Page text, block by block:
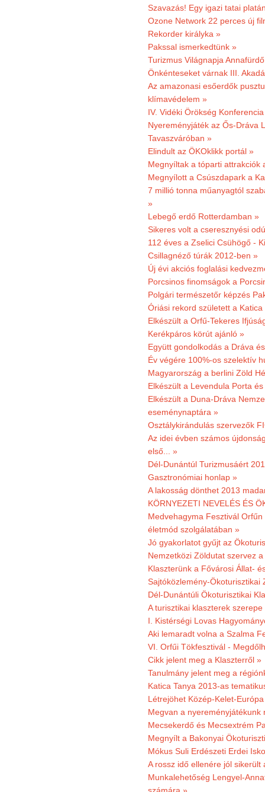
Szavazás! Egy igazi tatai
Ozone Network 22 perces új
Rekorder királyka »
Pakssal ismerkedtünk »
Turizmus Világnapja
Önkénteseket várnak III.
Az amazonasi esőerdők
klímavédelem »
IV. Vidéki Örökség
Nyereményjáték az Ős-Dráva
Tavaszváróban »
Elindult az ÖKOklikk portál »
Megnyíltak a tóparti attrakciók
Megnyílott a Csúszdapark a
7 millió tonna műanyagtól
»
Lebegő erdő Rotterdamban »
Sikeres volt a cseresznyési
112 éves a Zselici Csühögő -
Csillagnéző túrák 2012-ben »
Új évi akciós foglalási
Porcsinos finomságok a
Polgári természetőr képzés
Óriási rekord született a Katica
Elkészült a Orfű-Tekeres
Kerékpáros körút ajánló »
Együtt gondolkodás a Dráva
Év végére 100%-os szelektív
Magyarország a berlini Zöld
Elkészült a Levendula Porta
Elkészült a Duna-Dráva
eseménynaptára »
Osztálykirándulás szervezők
Az idei évben számos
első... »
Dél-Dunántúl Turizmusáért
Gasztronómiai honlap »
A lakosság dönthet 2013
KÖRNYEZETI NEVELÉS ÉS
Medvehagyma Fesztivál
életmód szolgálatában »
Jó gyakorlatot gyűjt az
Nemzetközi Zöldutat szervez
Klaszterünk a Fővárosi Állat-
Sajtóközlemény-Ökoturisztikai
Dél-Dunántúli Ökoturisztikai
A turisztikai klaszterek
I. Kistérségi Lovas
Aki lemaradt volna a Szalma
VI. Orfűi Tökfesztivál -
Cikk jelent meg a Klaszterről »
Tanulmány jelent meg a
Katica Tanya 2013-as
Létrejöhet Közép-Kelet-
Megvan a nyereményjátékunk
Mecsekerdő és Mecsextrém
Megnyílt a Bakonyai
Mókus Suli Erdészeti Erdei
A rossz idő ellenére jól sikerült
Munkalehetőség Lengyel-